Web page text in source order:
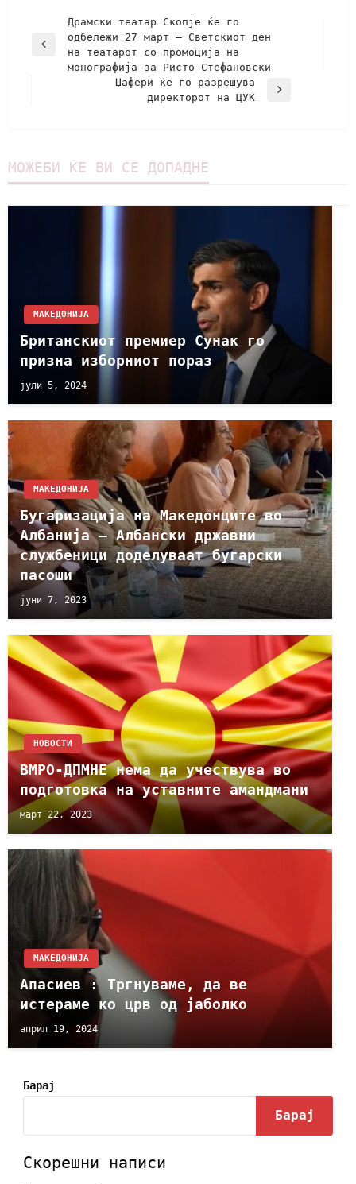
Драмски театар Скопје ќе го
одбележи 27 март – Светскиот ден
на театарот со промоција на
монографија за Ристо Стефановски
Џафери ќе го разрешува
директорот на ЦУК
МОЖЕБИ ЌЕ ВИ СЕ ДОПАДНЕ
МАКЕДОНИЈА
Британскиот премиер Сунак го
призна изборниот пораз
јули 5, 2024
МАКЕДОНИЈА
Бугаризација на Македонците во
Албанија – Албански државни
службеници доделуваат бугарски
пасоши
јуни 7, 2023
НОВОСТИ
ВМРО-ДПМНЕ нема да учествува во
подготовка на уставните амандмани
март 22, 2023
МАКЕДОНИЈА
Апасиев : Тргнуваме, да ве
истераме ко црв од јаболко
април 19, 2024
Барај
Барај
Скорешни написи